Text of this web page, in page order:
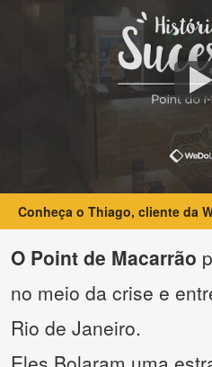
Conheça o Thiago, cliente da
O Point de Macarrão
no meio da crise e
Rio de Janeiro.